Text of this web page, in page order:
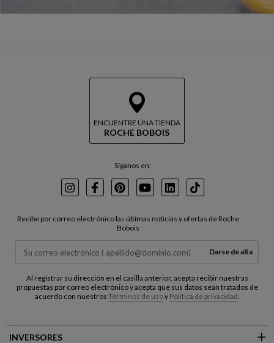
ENCUENTRE UNA TIENDA
ROCHE BOBOIS
Síganos en:
InstagramFacebookPinterest
YoutubeLinkedInTikTok
Recibe por correo electrónico las últimas noticias y ofertas de Roche
Bobois
Darse de alta
Al registrar su dirección en el casilla anterior, acepta recibir nuestras
propuestas por correo electrónico y acepta que sus datos sean tratados de
acuerdo con nuestros Términos de usoy Política de privacidad
INVERSORES